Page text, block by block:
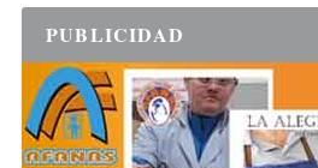
PUBLICIDAD